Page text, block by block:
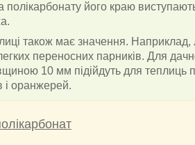
його краю
також має значення.
переносних парників. Для
10 мм підійдуть для
і оранжерей.